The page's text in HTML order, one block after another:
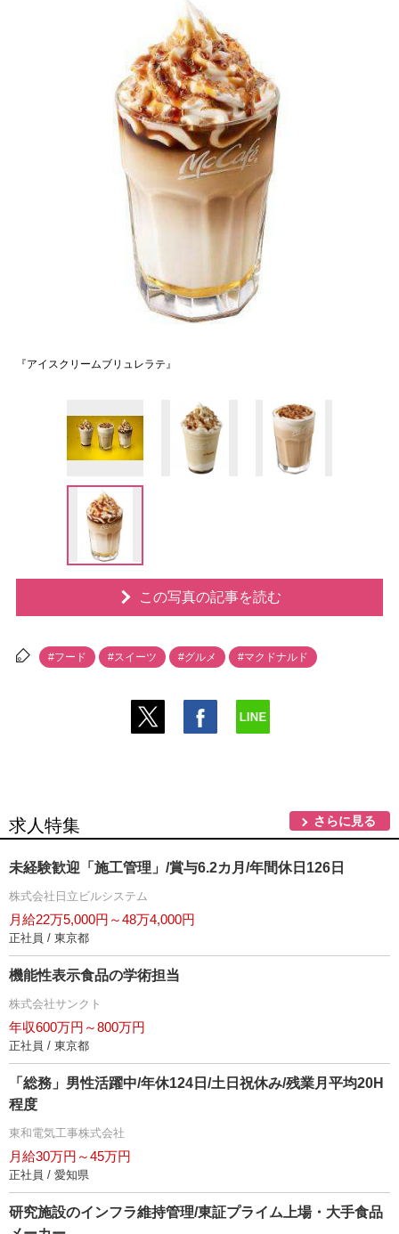
『アイスクリームブリュレラテ』
この写真の記事を読む
#フード #スイーツ #グルメ #マクドナルド
求人特集 さらに見る
未経験歓迎「施工管理」/賞与6.2カ月/年間休日126日
株式会社日立ビルシステム
月給22万5,000円～48万4,000円
正社員 / 東京都
機能性表示食品の学術担当
株式会社サンクト
年収600万円～800万円
正社員 / 東京都
「総務」男性活躍中/年休124日/土日祝休み/残業月平均20H
程度
東和電気工事株式会社
月給30万円～45万円
正社員 / 愛知県
研究施設のインフラ維持管理/東証プライム上場・大手食品